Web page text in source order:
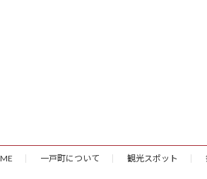
一戸町について 観光スポット